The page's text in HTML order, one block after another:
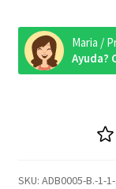
Maria /
Ayuda?
SKU: ADB0005-B.-1-